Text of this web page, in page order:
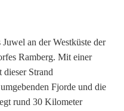
an der Westküste der
Ramberg. Mit einer
dieser Strand
Fjorde und die
rund 30 Kilometer